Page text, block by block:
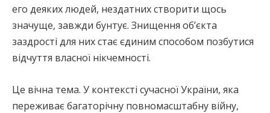
его деяких людей, нездатних створити щось
значуще, завжди бунтує. Знищення об’єкта
заздрості для них стає єдиним способом позбутися
відчуття власної нікчемності.
Це вічна тема. У контексті сучасної України, яка
переживає багаторічну повномасштабну війну,